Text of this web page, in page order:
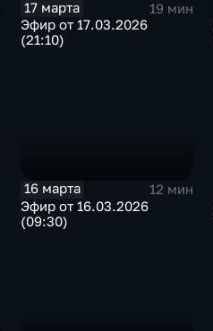
17 марта
19 мин
Эфир от 17.03.2026
(21:10)
16 марта
12 мин
Эфир от 16.03.2026
(09:30)